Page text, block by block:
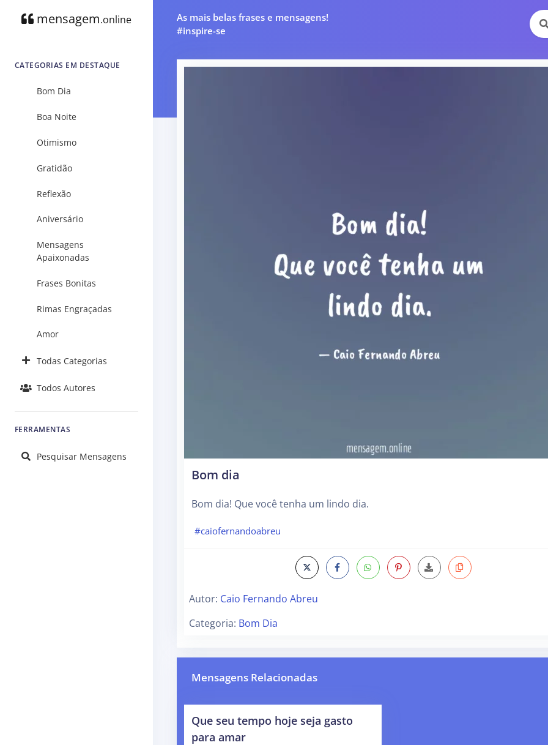
mensagem.online
CATEGORIAS EM DESTAQUE
Bom Dia
Boa Noite
Otimismo
Gratidão
Reflexão
Aniversário
Mensagens
Apaixonadas
Frases Bonitas
Rimas Engraçadas
Amor
Todas Categorias
Todos Autores
FERRAMENTAS
Pesquisar Mensagens
As mais belas frases e mensagens!
#inspire-se
Bom dia
Bom dia! Que você tenha um lindo dia.
#caiofernandoabreu
Autor: Caio Fernando Abreu
Categoria: Bom Dia
Mensagens Relacionadas
Que seu tempo hoje seja gasto
para amar